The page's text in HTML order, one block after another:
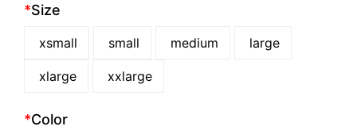
*Size
xsmall small medium large
xlarge xxlarge
*Color